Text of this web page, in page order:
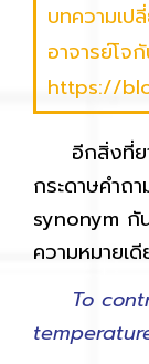
บทความเ
อาจารย์โจ
https://
อีกสิ่งที่ยา
กระดาษคำถ
synonym กั
ความหมายเ
To